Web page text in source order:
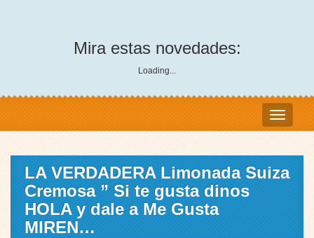
Mira estas novedades:
Loading...
LA VERDADERA Limonada Suiza
Cremosa ” Si te gusta dinos
HOLA y dale a Me Gusta
MIREN…